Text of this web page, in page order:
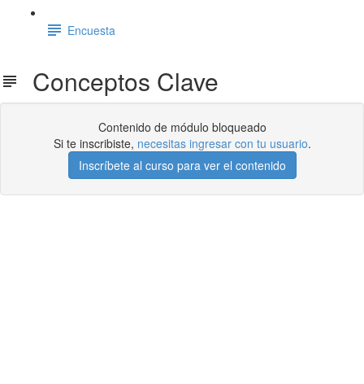
Encuesta
Conceptos Clave
Contenido de módulo bloqueado
Si te inscribiste, necesitas ingresar con tu usuario.
Inscríbete al curso para ver el contenido